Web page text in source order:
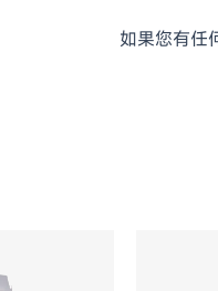
如果您有任